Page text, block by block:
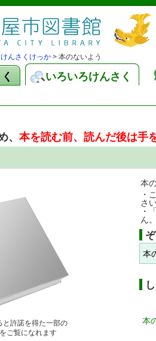
けんさくけっか > 本のないよう
いろいろけんさく
、本を読む前、読んだ後は手
と許諾を得た一部の
ご覧になれます
本
・
さ
・
ん
本
本